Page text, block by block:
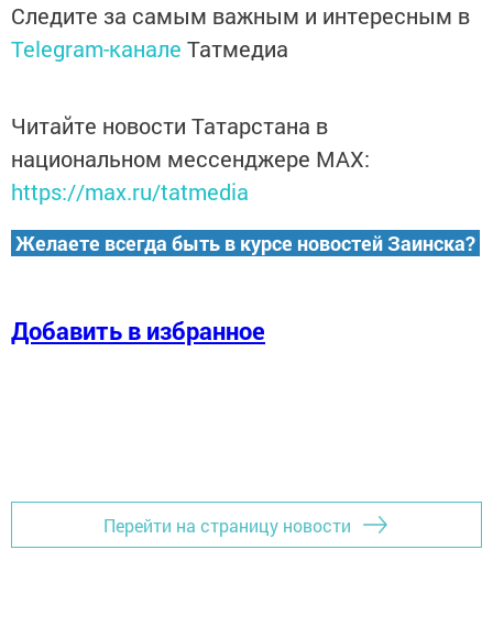
Следите за самым важным и интересным в
Telegram-канале Татмедиа
Читайте новости Татарстана в
национальном мессенджере MАХ:
https://max.ru/tatmedia
Желаете всегда быть в курсе новостей Заинска?
Добавить в избранное
Перейти на страницу новости